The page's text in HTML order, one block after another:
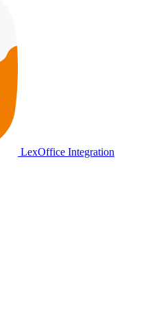
LexOffice Integration